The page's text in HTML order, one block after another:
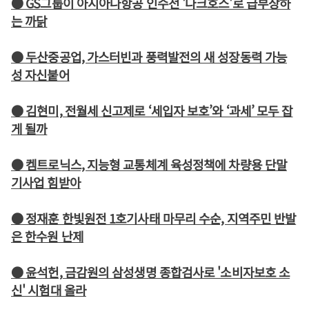
는 까닭
● 두산중공업, 가스터빈과 풍력발전의 새 성장동력 가능
성 자신붙어
● 김현미, 전월세 신고제로 ‘세입자 보호’와 ‘과세’ 모두 잡
게 될까
● 켐트로닉스, 지능형 교통체계 육성정책에 차량용 단말
기사업 힘받아
● 정재훈 한빛원전 1호기사태 마무리 수순, 지역주민 반발
은 한수원 난제
● 윤석헌, 금감원의 삼성생명 종합검사로 '소비자보호 소
신' 시험대 올라